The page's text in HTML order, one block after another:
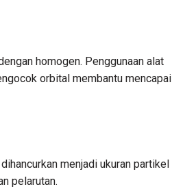
homogen. Penggunaan alat
orbital membantu mencapai
menjadi ukuran partikel
pelarutan.